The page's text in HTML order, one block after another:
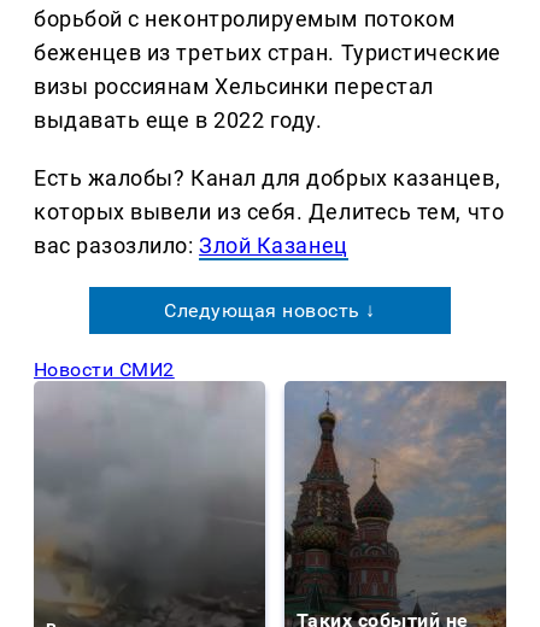
борьбой с неконтролируемым потоком
беженцев из третьих стран. Туристические
визы россиянам Хельсинки перестал
выдавать еще в 2022 году.
Есть жалобы? Канал для добрых казанцев,
которых вывели из себя. Делитеcь тем, что
вас разозлило:Злой Казанец
Следующая новость ↓
Новости СМИ2
Таких событий не